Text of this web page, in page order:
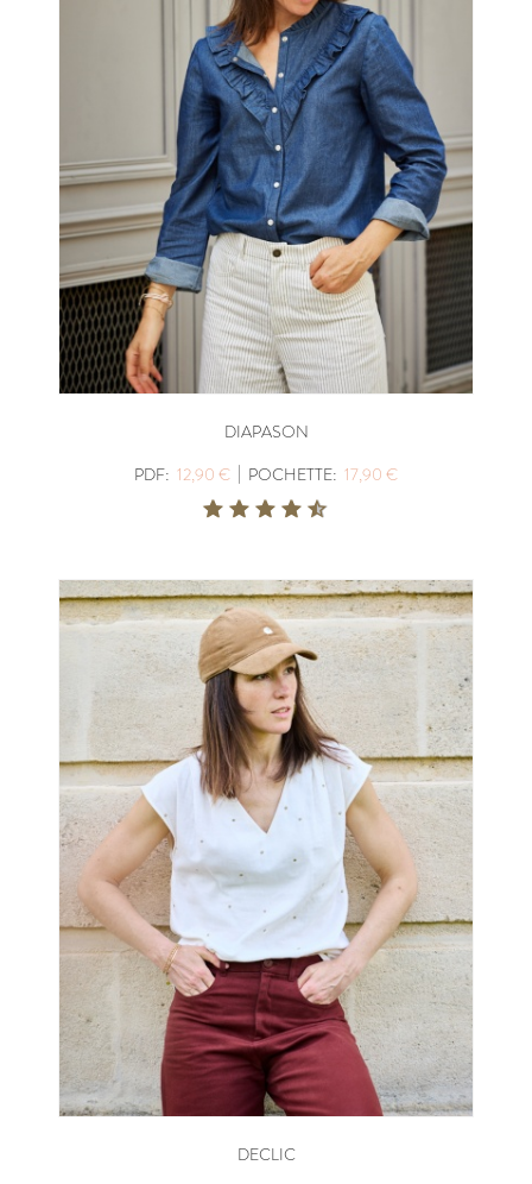
DIAPASON
PDF: 12,90 € | POCHETTE: 17,90 €
DECLIC